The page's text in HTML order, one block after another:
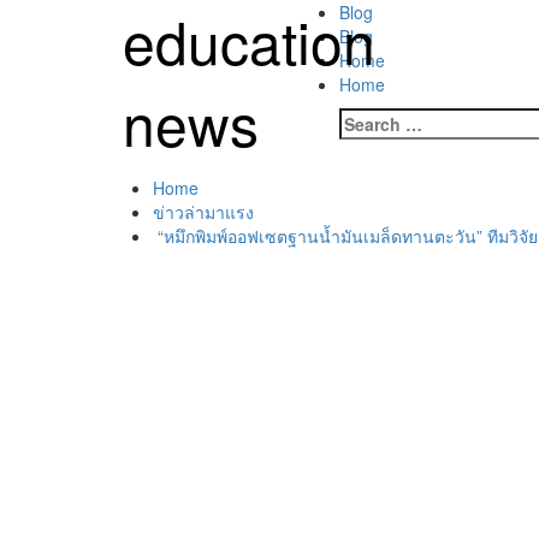
education
news
Primary
Menu
Blog
Blog
Home
Home
Search
for:
Home
ข่าวล่ามาแรง
“หมึกพิมพ์ออฟเซตฐานน้ำมันเมล็ดทานตะวัน” ทีมวิ